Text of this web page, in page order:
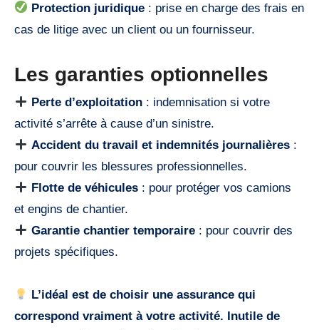
Protection juridique : prise en charge des frais en
cas de litige avec un client ou un fournisseur.
Les garanties optionnelles
Perte d’exploitation : indemnisation si votre
activité s’arrête à cause d’un sinistre.
Accident du travail et indemnités journalières :
pour couvrir les blessures professionnelles.
Flotte de véhicules : pour protéger vos camions
et engins de chantier.
Garantie chantier temporaire : pour couvrir des
projets spécifiques.
L’idéal est de choisir une assurance qui
correspond vraiment à votre activité. Inutile de